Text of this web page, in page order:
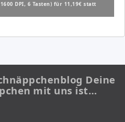
DPI, 6 Tasten) für 11,19€ statt
Deine
mit uns ist…